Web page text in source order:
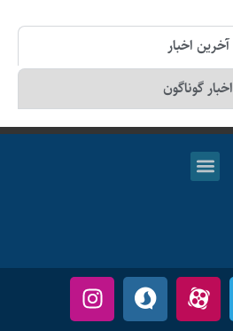
آخرین اخبار
اخبار گوناگون